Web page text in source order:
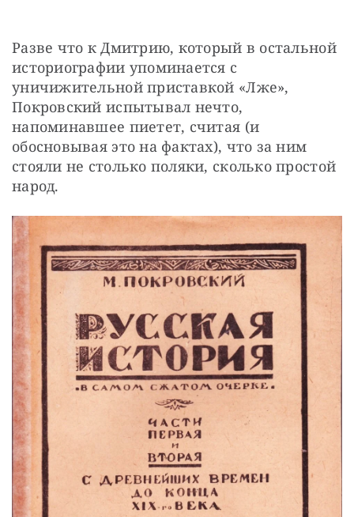
Разве что к Дмитрию, который в остальной
историографии упоминается с
уничижительной приставкой «Лже»,
Покровский испытывал нечто,
напоминавшее пиетет, считая (и
обосновывая это на фактах), что за ним
стояли не столько поляки, сколько простой
народ.